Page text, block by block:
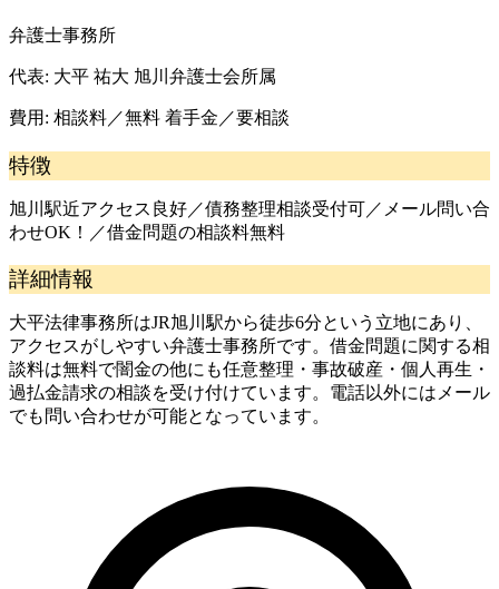
弁護士事務所
代表: 大平 祐大 旭川弁護士会所属
費用: 相談料／無料 着手金／要相談
特徴
旭川駅近アクセス良好／債務整理相談受付可／メール問い合
わせOK！／借金問題の相談料無料
詳細情報
大平法律事務所はJR旭川駅から徒歩6分という立地にあり、
アクセスがしやすい弁護士事務所です。借金問題に関する相
談料は無料で闇金の他にも任意整理・事故破産・個人再生・
過払金請求の相談を受け付けています。電話以外にはメール
でも問い合わせが可能となっています。